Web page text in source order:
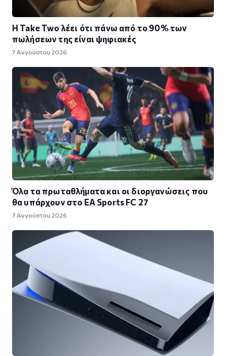
Η Take Twο λέει ότι πάνω από το 90% των
πωλήσεων της είναι ψηφιακές
7 Αυγούστου 2026
Όλα τα πρωταθλήματα και οι διοργανώσεις που
θα υπάρχουν στο EA Sports FC 27
7 Αυγούστου 2026